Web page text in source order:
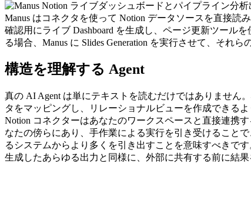
Manus はコネクタを使って Notion データソースを直接読
確認用にライブ Dashboard を生成し、ページ更新ツール
る場合、Manus に Slides Generation を実行させて、それら
構造を理解する Agent
真の AI Agent は単にテキストを読むだけではありません
タをマッピングし、リレーショナルビューを作成できる
Notion コネクターはあなたのワークスペースと直接連携
なたの傍らにあり、手作業による実行を引き受けること
るシステムからより多くを引き出すことを意味すべきで
生成したあらゆる出力と同様に、外部に共有する前に結